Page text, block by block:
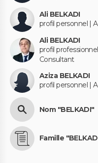
Ali BELKADI
profil personnel |
Ali BELKADI
profil
Consultant
Aziza BELKADI
profil personnel |
Nom "BELKADI"
Famille